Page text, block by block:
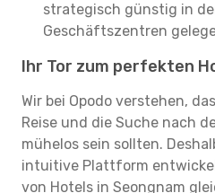
strategisch günstig in
Geschäftszentren
Ihr Tor zum perfekten
Wir bei Opodo verstehen,
Reise und die Suche nach
mühelos sein sollten.
intuitive Plattform
von Hotels in Seongnam